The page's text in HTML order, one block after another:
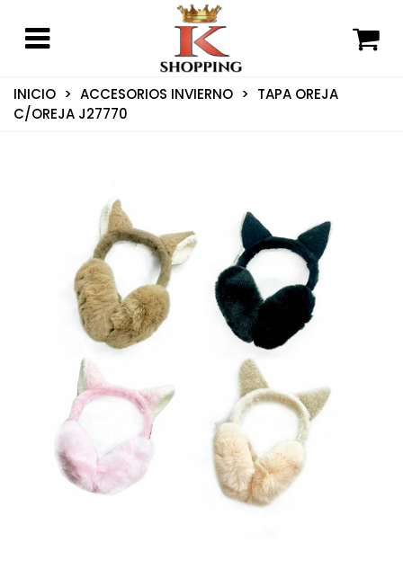
INICIO > ACCESORIOS INVIERNO > TAPA OREJA
C/OREJA J27770